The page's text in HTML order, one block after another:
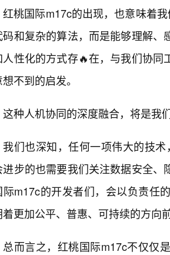
红桃国际m17c的出现，也意味着
码和复杂的算法，而是能够理解
人性化的方式存🔥在，与我们协
不到的启发。
这种人机协同的深度融合，将是我
我们也深知，任何一项伟大的技
进步的也需要我们关注数据安全
际m17c的开发者们，会以负责任
更加公平、普惠、可持续的方向
总而言之，红桃国际m17c不仅仅